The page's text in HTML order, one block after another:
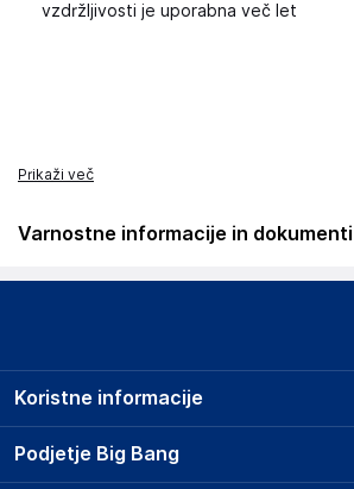
vzdržljivosti je uporabna več let
Prikaži več
Varnostne informacije in dokumenti
Podatki o proizvajalcu
Aquagart Trading GmbH
Germany
Podjetje Big Bang
Koristne informacije
Prodajna mesta